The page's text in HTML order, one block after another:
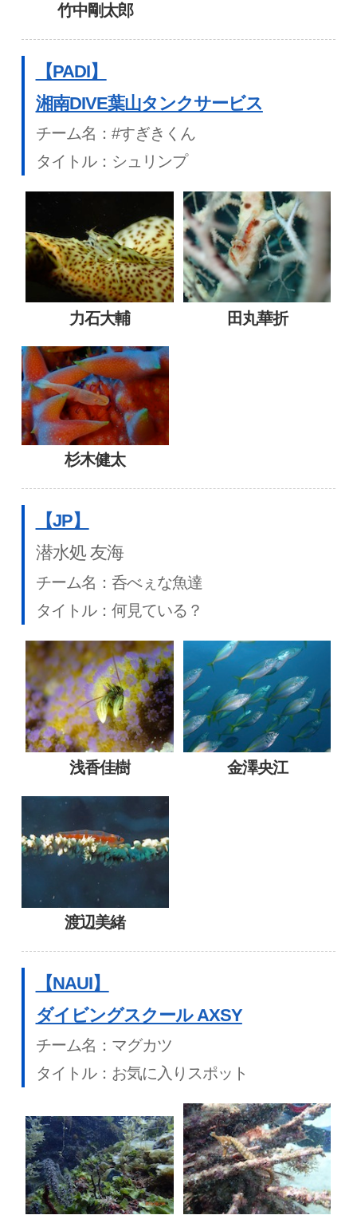
竹中剛太郎
【PADI】
湘南DIVE葉山タンクサービス
チーム名：#すぎきくん
タイトル：シュリンプ
力石大輔 田丸華折
杉木健太
【JP】
潜水処 友海
チーム名：呑べぇな魚達
タイトル：何見ている？
浅香佳樹 金澤央江
渡辺美緒
【NAUI】
ダイビングスクール AXSY
チーム名：マグカツ
タイトル：お気に入りスポット